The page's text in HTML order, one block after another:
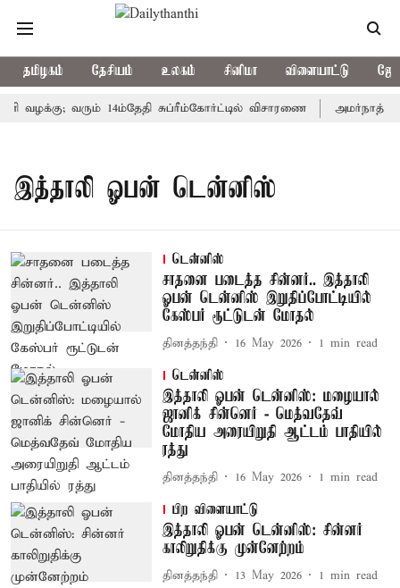
தமிழகம் தேசியம் உலகம் சினிமா விளையாட்டு
வழக்கு; வரும் 14ம்தேதி சுப்ரீம்கோர்ட்டில் விசாரணை அமர்நாத்
இத்தாலி ஓபன் டென்னிஸ்
டென்னிஸ்
சாதனை படைத்த சின்னர்.. இத்தாலி
ஓபன் டென்னிஸ் இறுதிப்போட்டியில்
கேஸ்பர் ரூட்டுடன் மோதல்
தினத்தந்தி 16 May 2026 1 min read
டென்னிஸ்
இத்தாலி ஓபன் டென்னிஸ்: மழையால்
ஜானிக் சின்னெர் - மெத்வதேவ்
மோதிய அரையிறுதி ஆட்டம் பாதியில்
ரத்து
தினத்தந்தி 16 May 2026 1 min read
பிற விளையாட்டு
இத்தாலி ஓபன் டென்னிஸ்: சின்னர்
காலிறுதிக்கு முன்னேற்றம்
தினத்தந்தி 13 May 2026 1 min read